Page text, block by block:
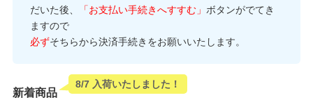
だいた後、
「お支払い手続きへすすむ」 ボタンがでてき
ますので
必ずそちらから決済手続きをお願いいたします。
新着商品
8/7 入荷いたしました！